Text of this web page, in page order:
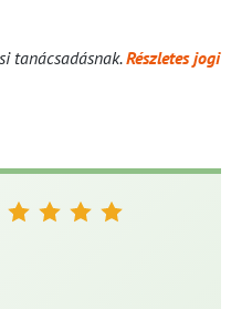
tanácsadásnak.Részletes jogi